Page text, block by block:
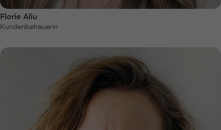
Florie Aliu
Kundenbetreuerin